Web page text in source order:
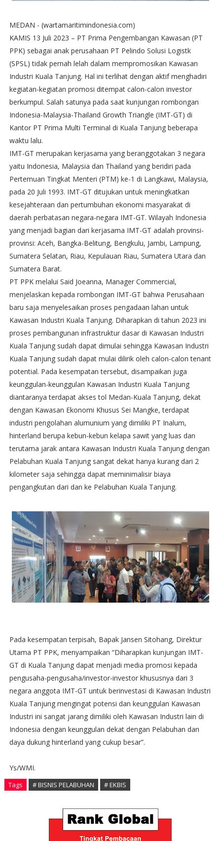
MEDAN - (wartamaritimindonesia.com)
KAMIS 13 Juli 2023 – PT Prima Pengembangan Kawasan (PT
PPK) sebagai anak perusahaan PT Pelindo Solusi Logistk
(SPSL) tidak pernah lelah dalam mempromosikan Kawasan
Industri Kuala Tanjung. Hal ini terlihat dengan aktif menghadiri
kegiatan-kegiatan promosi ditempat calon-calon investor
berkumpul. Salah satunya pada saat kunjungan rombongan
Indonesia-Malaysia-Thailand Growth Triangle (IMT-GT) di
Kantor PT Prima Multi Terminal di Kuala Tanjung beberapa
waktu lalu.
IMT-GT merupakan kerjasama yang beranggotakan 3 negara
yaitu Indonesia, Malaysia dan Thailand yang beridiri pada
Pertemuan Tingkat Menteri (PTM) ke-1 di Langkawi, Malaysia,
pada 20 Juli 1993. IMT-GT ditujukan untuk meningkatkan
kesejahteraan dan pertumbuhan ekonomi masyarakat di
daerah perbatasan negara-negara IMT-GT. Wilayah Indonesia
yang menjadi bagian dari kerjasama IMT-GT adalah provinsi-
provinsi: Aceh, Bangka-Belitung, Bengkulu, Jambi, Lampung,
Sumatera Selatan, Riau, Kepulauan Riau, Sumatera Utara dan
Sumatera Barat.
PT PPK melalui Said Joeanna, Manager Commercial,
menjelaskan kepada rombongan IMT-GT bahwa Perusahaan
baru saja menyelesaikan proses pengadaan lahan untuk
Kawasan Industri Kuala Tanjung. Diharapkan di tahun 2023 ini
proses pembangunan infrastruktur dasar di Kawasan Industri
Kuala Tanjung sudah dapat dimulai sehingga Kawasan Industri
Kuala Tanjung sudah dapat mulai dilirik oleh calon-calon tenant
potential. Pada kesempatan tersebut, disampaikan juga
keunggulan-keunggulan Kawasan Industri Kuala Tanjung
diantaranya terdapat akses tol Medan-Kuala Tanjung, dekat
dengan Kawasan Ekonomi Khusus Sei Mangke, terdapat
industri pengolahan alumunium yang dimiliki PT Inalum,
hinterland berupa kebun-kebun kelapa sawit yang luas dan
terutama jarak antara Kawasan Industri Kuala Tanjung dengan
Pelabuhan Kuala Tanjung sangat dekat hanya kurang dari 2
kilometer saja sehingga dapat meminimalisir biaya
pengangkutan dari dan ke Pelabuhan Kuala Tanjung.
Pada kesempatan terpisah, Bapak Jansen Sitohang, Direktur
Utama PT PPK, menyampaikan “Diharapkan kunjungan IMT-
GT di Kuala Tanjung dapat menjadi media promosi kepada
pengusaha-pengusaha/investor-investor khususnya dari 3
negara anggota IMT-GT untuk berinvestasi di Kawasan Industri
Kuala Tanjung mengingat potensi dan keunggulan Kawasan
Industri ini sangat jarang dimiliki oleh Kawasan Industri lain di
Indonesia dengan keunggulan dekat dengan Pelabuhan dan
daya dukung hinterland yang cukup besar”.
Ys/WMI.
Tags # BISNIS PELABUHAN # EKBIS